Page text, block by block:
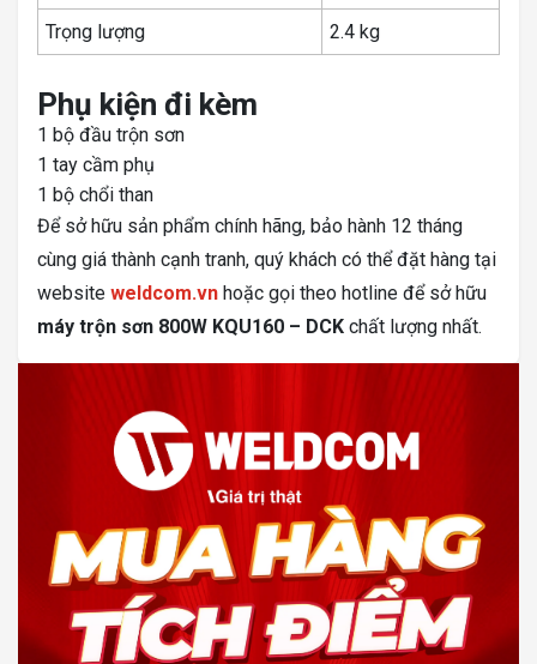
Trọng lượng
2.4 kg
Phụ kiện đi kèm
1 bộ đầu trộn sơn
1 tay cầm phụ
1 bộ chổi than
Để sở hữu sản phẩm chính hãng, bảo hành 12 tháng
cùng giá thành cạnh tranh, quý khách có thể đặt hàng tại
website weldcom.vn hoặc gọi theo hotline để sở hữu
máy trộn sơn 800W KQU160 – DCK chất lượng nhất.